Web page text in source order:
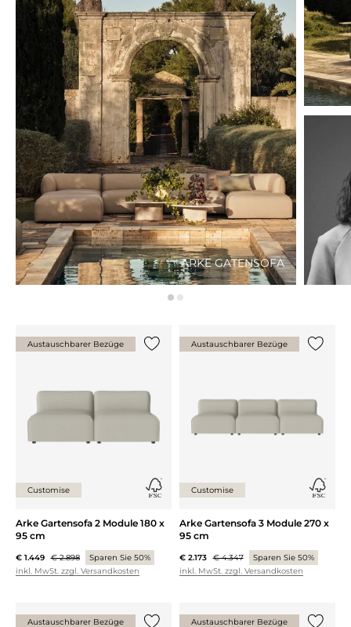
ARKE GATENSOFA
Austauschbarer Bezüge
Customise
Arke Gartensofa 2 Module 180 x
95 cm
€ 1.449 € 2.898
Sparen Sie 50%
inkl. MwSt. zzgl. Versandkosten
Austauschbarer Bezüge
Customise
Arke Gartensofa 3 Module 270 x
95 cm
€ 2.173 € 4.347
Sparen Sie 50%
inkl. MwSt. zzgl. Versandkosten
Austauschbarer Bezüge Austauschbarer Bezüge